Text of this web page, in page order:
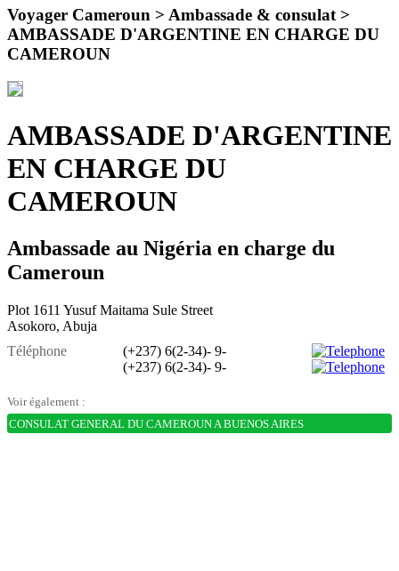
Voyager Cameroun > Ambassade & consulat >
AMBASSADE D'ARGENTINE EN CHARGE DU
CAMEROUN
AMBASSADE D'ARGENTINE
EN CHARGE DU
CAMEROUN
Ambassade au Nigéria en charge du
Cameroun
Plot 1611 Yusuf Maitama Sule Street
Asokoro, Abuja
Téléphone
(+237) 6(2-34)- 9-
(+237) 6(2-34)- 9-
Voir également :
CONSULAT GENERAL DU CAMEROUN A BUENOS AIRES